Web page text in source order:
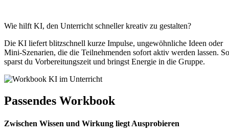
Wie hilft KI, den Unterricht schneller kreativ zu gestalten?
Die KI liefert blitzschnell kurze Impulse, ungewöhnliche Ideen oder
Mini-Szenarien, die die Teilnehmenden sofort aktiv werden lassen. So
sparst du Vorbereitungszeit und bringst Energie in die Gruppe.
Passendes Workbook
Zwischen Wissen und Wirkung liegt Ausprobieren